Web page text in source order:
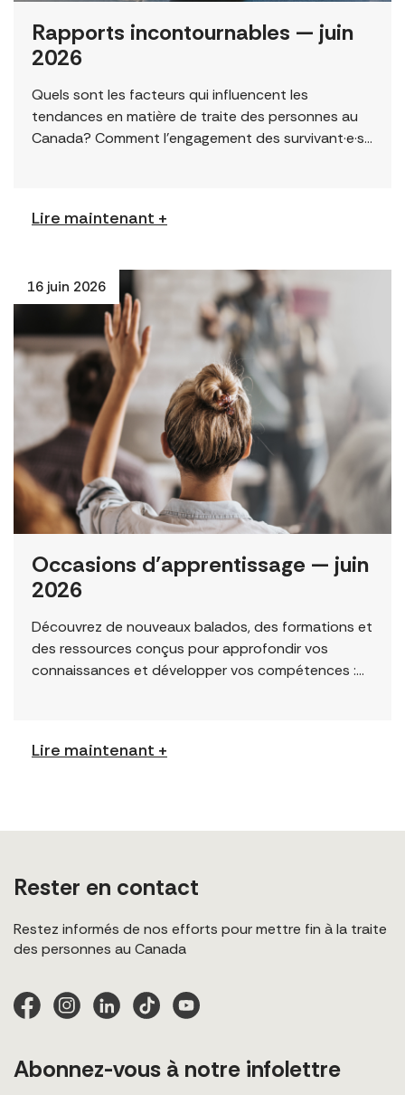
Rapports incontournables — juin
2026
Quels sont les facteurs qui influencent les
tendances en matière de traite des personnes au
Canada? Comment l’engagement des survivant·e·s
Lire maintenant +
16 juin 2026
Occasions d’apprentissage — juin
2026
Découvrez de nouveaux balados, des formations et
des ressources conçus pour approfondir vos
connaissances et développer vos compétences :
Lire maintenant +
Rester en contact
Restez informés de nos efforts pour mettre fin à la traite
des personnes au Canada
Abonnez-vous à notre infolettre